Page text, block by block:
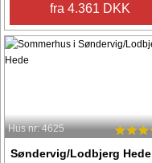
fra 4.361 DKK
Hus nr: 4625
Søndervig/Lodbjerg Hede